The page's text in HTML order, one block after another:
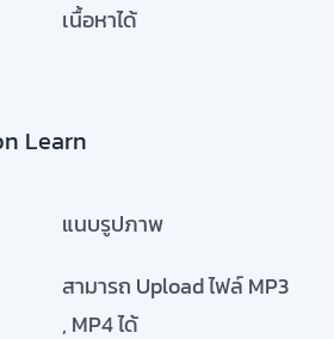
เนื้อหาได้
Learn
แนบรูปภาพ
สามารถ Upload ไฟล์ MP3
, MP4 ได้